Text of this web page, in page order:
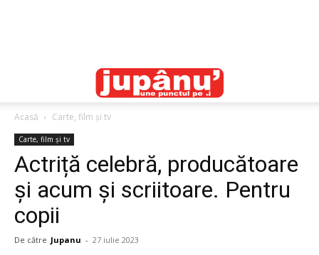
Acasă Carte, film și tv
Carte, film și tv
Actriță celebră, producătoare
și acum și scriitoare. Pentru
copii
De către Jupanu - 27 iulie 2023